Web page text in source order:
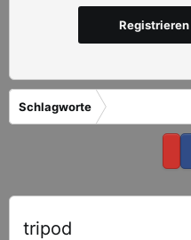
Registrieren
Schlagworte
tripod